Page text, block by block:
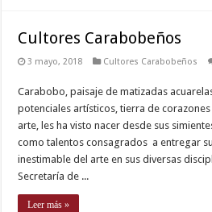
Cultores Carabobeños
3 mayo, 2018 Cultores Carabobeños
Carabobo, paisaje de matizadas
potenciales artísticos, tierra de
arte, les ha visto nacer desde sus
como talentos consagrados a entregar
inestimable del arte en sus diversas
Secretaría de ...
Leer más »